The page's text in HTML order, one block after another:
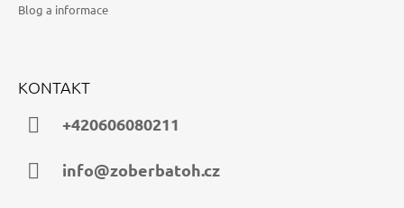
Blog a informace
KONTAKT
+420606080211
info@zoberbatoh.cz